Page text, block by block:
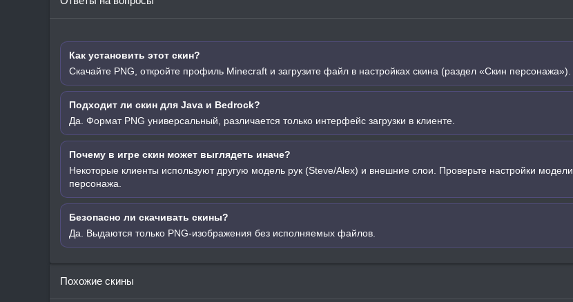
Как установить этот скин?
Скачайте PNG, откройте профиль Minecraft и загрузите файл в настройках скина (раздел «Скин персонажа»).
Подходит ли скин для Java и Bedrock?
Да. Формат PNG универсальный, различается только интерфейс загрузки в клиенте.
Почему в игре скин может выглядеть иначе?
Некоторые клиенты используют другую модель рук (Steve/Alex) и внешние слои. Проверьте настройки модели
персонажа.
Безопасно ли скачивать скины?
Да. Выдаются только PNG-изображения без исполняемых файлов.
Похожие скины